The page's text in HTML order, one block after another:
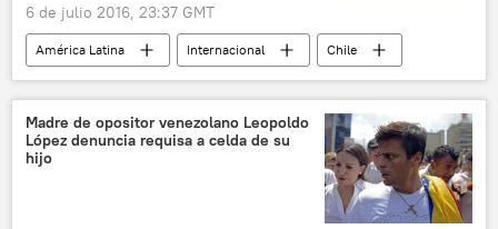
6 de julio 2016, 23:37 GMT
América Latina Internacional
Chile
Jorge Robles
Salvador Allende
La Moneda
Madre de opositor venezolano Leopoldo
López denuncia requisa a celda de su
hijo